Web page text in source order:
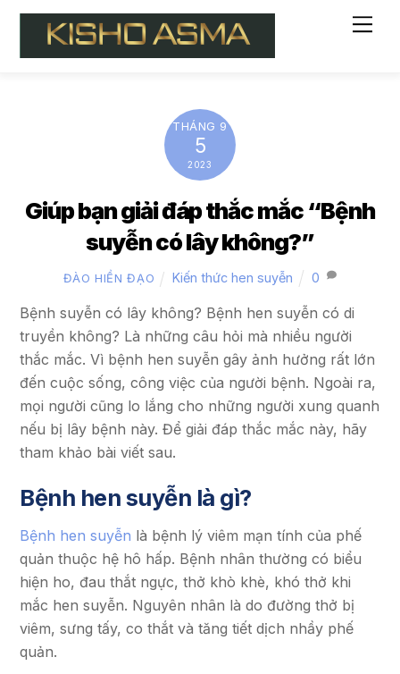
Skip
content
THÁNG 9
5
2023
Giúp bạn giải đáp thắc mắc “Bệnh
suyễn có lây không?”
ĐÀO HIỀN ĐẠO Kiến thức hen suyễn 0
Bệnh suyễn có lây không? Bệnh hen suyễn có di
truyền không? Là những câu hỏi mà nhiều người
thắc mắc. Vì bệnh hen suyễn gây ảnh hưởng rất lớn
đến cuộc sống, công việc của người bệnh. Ngoài ra,
mọi người cũng lo lắng cho những người xung quanh
nếu bị lây bệnh này. Để giải đáp thắc mắc này, hãy
tham khảo bài viết sau.
Bệnh hen suyễn là gì?
Bệnh hen suyễn là bệnh lý viêm mạn tính của phế
quản thuộc hệ hô hấp. Bệnh nhân thường có biểu
hiện ho, đau thắt ngực, thở khò khè, khó thở khi
mắc hen suyễn. Nguyên nhân là do đường thở bị
viêm, sưng tấy, co thắt và tăng tiết dịch nhầy phế
quản.